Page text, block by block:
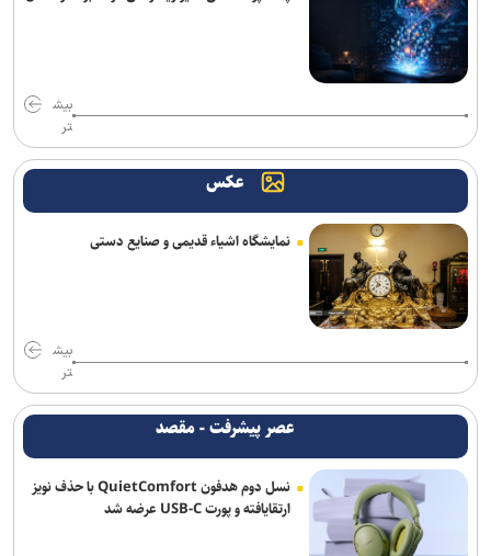
کتاب «برنامه راهبردی حکمرانی‌محور» بنیاد شهید رونمایی شد/ برنامه
پنج‌ساله بنیاد شهید و امور ایثارگران برای حرکت تا افق ۱۴۱۰
«زنده‌شور» و «استخر» همچنان می‌تازند/ مجموع فروش هفتگی دو فیلم،
۱۳ برابر ۶ فیلم دیگر! + جدول فروش
خانه نمایش امید به دنبال پر کردن خلأ تئاتر نوجوان؛ اجرای ۵۰۰ نوبت
استقبال ۲۰ برابری زنان از فضاهای اختصاصی؛ ضرورت روزآمدسازی
خدمات برای زنان و دختران
بیش
تر
عکس
نمایشگاه اشیاء قدیمی و صنایع دستی
بیش
تر
عصر پیشرفت - مقصد
نسل دوم هدفون QuietComfort با حذف نویز
ارتقایافته و پورت USB-C عرضه شد